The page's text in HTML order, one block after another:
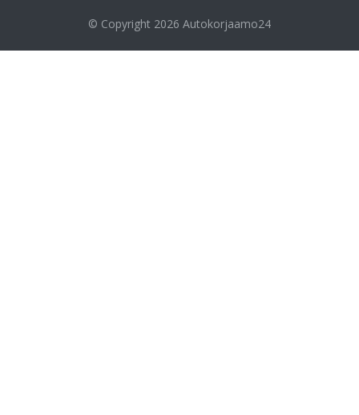
© Copyright 2026 Autokorjaamo24